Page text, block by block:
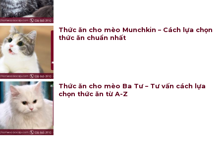
Thức ăn cho mèo Munchkin – Cách lựa chọn
thức ăn chuẩn nhất
Thức ăn cho mèo Ba Tư – Tư vấn cách lựa
chọn thức ăn từ A-Z